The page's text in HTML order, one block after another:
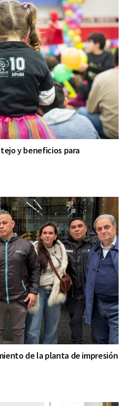
y beneficios para
de la planta de impresión